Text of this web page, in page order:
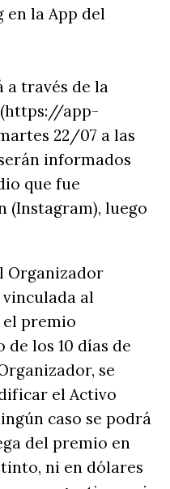
la App del
a través de la
app-
22/07 a las
informados
que fue
(Instagram), luego
Organizador
al
premio
los 10 días de
se
el Activo
caso se podrá
del premio en
ni en dólares